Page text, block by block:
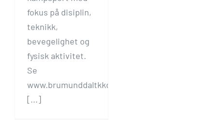
fokus på disiplin,
teknikk,
bevegelighet og
fysisk aktivitet.
Se
www.brumunddaltkkd.no
[...]